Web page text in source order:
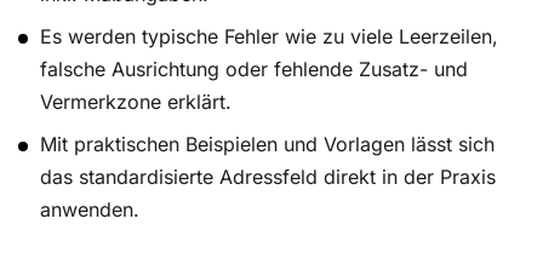
Es werden typische Fehler wie zu viele Leerzeilen,
falsche Ausrichtung oder fehlende Zusatz- und
Vermerkzone erklärt.
Mit praktischen Beispielen und Vorlagen lässt sich
das standardisierte Adressfeld direkt in der Praxis
anwenden.